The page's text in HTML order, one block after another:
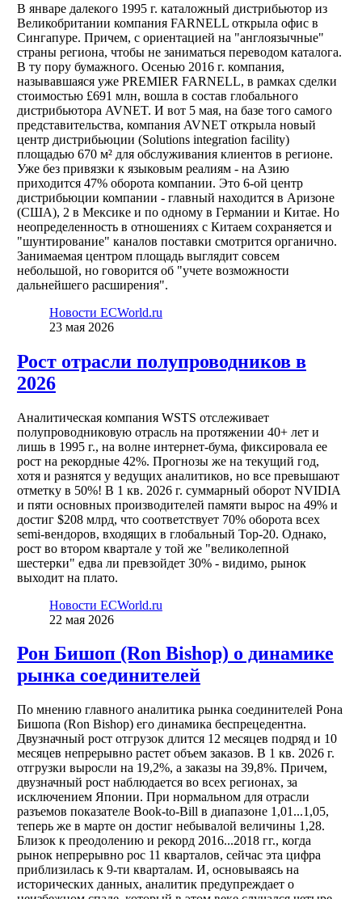
В январе далекого 1995 г. каталожный дистрибьютор из
Великобритании компания FARNELL открыла офис в
Сингапуре. Причем, с ориентацией на "англоязычные"
страны региона, чтобы не заниматься переводом каталога.
В ту пору бумажного. Осенью 2016 г. компания,
называвшаяся уже PREMIER FARNELL, в рамках сделки
стоимостью £691 млн, вошла в состав глобального
дистрибьютора AVNET. И вот 5 мая, на базе того самого
представительства, компания AVNET открыла новый
центр дистрибьюции (Solutions integration facility)
площадью 670 м² для обслуживания клиентов в регионе.
Уже без привязки к языковым реалиям - на Азию
приходится 47% оборота компании. Это 6-ой центр
дистрибьюции компании - главный находится в Аризоне
(США), 2 в Мексике и по одному в Германии и Китае. Но
неопределенность в отношениях с Китаем сохраняется и
"шунтирование" каналов поставки смотрится органично.
Занимаемая центром площадь выглядит совсем
небольшой, но говорится об "учете возможности
дальнейшего расширения".
Новости ECWorld.ru
23 мая 2026
Рост отрасли полупроводников в
2026
Аналитическая компания WSTS отслеживает
полупроводниковую отрасль на протяжении 40+ лет и
лишь в 1995 г., на волне интернет-бума, фиксировала ее
рост на рекордные 42%. Прогнозы же на текущий год,
хотя и разнятся у ведущих аналитиков, но все превышают
отметку в 50%! В 1 кв. 2026 г. суммарный оборот NVIDIA
и пяти основных производителей памяти вырос на 49% и
достиг $208 млрд, что соответствует 70% оборота всех
semi-вендоров, входящих в глобальный Top-20. Однако,
рост во втором квартале у той же "великолепной
шестерки" едва ли превзойдет 30% - видимо, рынок
выходит на плато.
Новости ECWorld.ru
22 мая 2026
Рон Бишоп (Ron Bishop) о динамике
рынка соединителей
По мнению главного аналитика рынка соединителей Рона
Бишопа (Ron Bishop) его динамика беспрецедентна.
Двузначный рост отгрузок длится 12 месяцев подряд и 10
месяцев непрерывно растет объем заказов. В 1 кв. 2026 г.
отгрузки выросли на 19,2%, а заказы на 39,8%. Причем,
двузначный рост наблюдается во всех регионах, за
исключением Японии. При нормальном для отрасли
разъемов показателе Book-to-Bill в диапазоне 1,01...1,05,
теперь же в марте он достиг небывалой величины 1,28.
Близок к преодолению и рекорд 2016...2018 гг., когда
рынок непрерывно рос 11 кварталов, сейчас эта цифра
приблизилась к 9-ти кварталам. И, основываясь на
исторических данных, аналитик предупреждает о